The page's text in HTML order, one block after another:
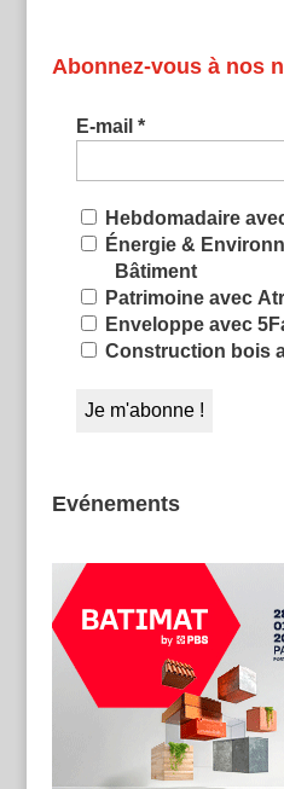
Abonnez-vous à nos
E-mail *
Hebdomadaire
Énergie &
Bâtiment
Patrimoine avec
Enveloppe avec
Construction bois
Evénements